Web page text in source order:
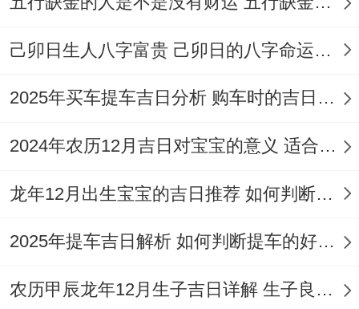
但需注意冲猪（辛亥）煞东 属猪的宝宝家庭
日气场活跃、适合举办热闹的生日派对！需
宝则不宜选择此日...
3.农历五月十六，阳历6月10日（星期
三）
：此日适合属鼠、属龙、属猴的宝宝家
己卯日生人八字富贵 己卯日的八字命运如何
2025年买车提车吉日分析 购车时的吉日与禁忌
2024年农历12月吉日对宝宝的意义 适合龙年宝宝出生的日子有哪些
龙年12月出生宝宝的吉日推荐 如何判断吉日是否适合宝宝
2025年提车吉日解析 如何判断提车的好日子
农历甲辰龙年12月生子吉日详解 生子良辰的影响因素